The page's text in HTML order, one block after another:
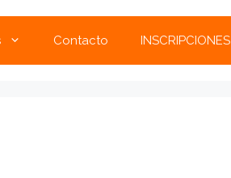
Contacto INSCRIPCIONES